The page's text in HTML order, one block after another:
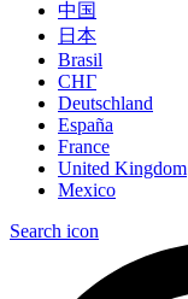
中国
日本
Brasil
СНГ
Deutschland
España
France
United Kingdom
Mexico
Search icon